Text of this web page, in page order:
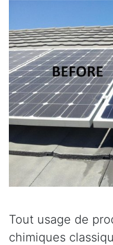
Tout usage de
chimiques